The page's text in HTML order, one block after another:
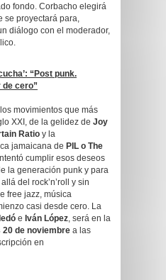
fondo. Corbacho elegirá
se proyectará para,
diálogo con el moderador,
“Post punk.
de cero”
movimientos que más
XXI, de la gelidez de Joy
Ratio y la
jamaicana de PIL o The
cumplir esos deseos
la generación punk y para
del rock’n’roll y sin
free jazz, música
casi desde cero. La
e Iván López, será en la
de noviembre a las
en